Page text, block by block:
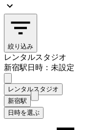
絞り込み
レンタルスタジオ
新宿駅日時：未設定
レンタルスタジオ
新宿駅
日時を選ぶ